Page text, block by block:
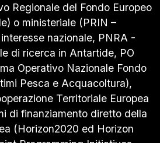
Regionale del Fondo Europeo
o ministeriale (PRIN –
nazionale, PNRA -
di ricerca in Antartide, PO
Operativo Nazionale Fondo
Pesca e Acquacoltura),
Territoriale Europea
di finanziamento diretto della
(Horizon2020 ed Horizon